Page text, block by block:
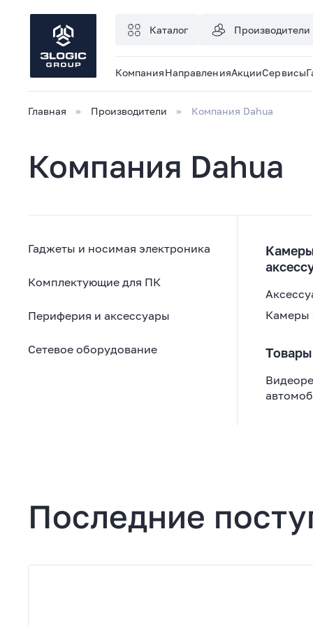
Каталог Производители
КомпанияНаправленияАкцииСервисы
Главная Производители Компания Dahua
Компания Dahua
Гаджеты и носимая электроника
Комплектующие для ПК
Периферия и аксессуары
Сетевое оборудование
Камеры
Последние